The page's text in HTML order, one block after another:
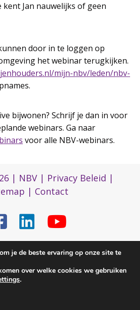
Jan nauwelijks of geen
door in te loggen op
het webinar terugkijken.
mijn-nbv/leden/nbv-
bijwonen? Schrijf je dan in voor
webinars. Ga naar
voor alle NBV-webinars.
| NBV | Privacy Beleid |
| Contact
(0)317 422 422
je de beste ervaring op onze site te
over welke cookies we gebruiken
.